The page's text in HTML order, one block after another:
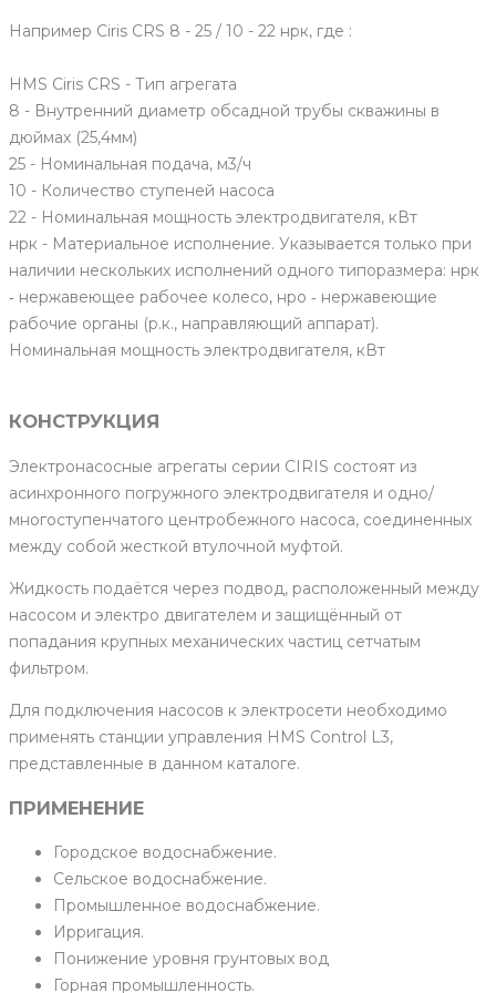
Например Ciris CRS 8 - 25 / 10 - 22 нрк, где :
HMS Ciris CRS - Тип агрегата
8 - Внутренний диаметр обсадной трубы скважины в
дюймах (25,4мм)
25 - Номинальная подача, м3/ч
10 - Количество ступеней насоса
22 - Номинальная мощность электродвигателя, кВт
нрк - Материальное исполнение. Указывается только при
наличии нескольких исполнений одного типоразмера: нрк
‐ нержавеющее рабочее колесо, нро ‐ нержавеющие
рабочие органы (р.к., направляющий аппарат).
Номинальная мощность электродвигателя, кВт
КОНСТРУКЦИЯ
Электронасосные агрегаты серии CIRIS состоят из
асинхронного погружного электродвигателя и одно/
многоступенчатого центробежного насоса, соединенных
между собой жесткой втулочной муфтой.
Жидкость подаётся через подвод, расположенный между
насосом и электро двигателем и защищённый от
попадания крупных механических частиц сетчатым
фильтром.
Для подключения насосов к электросети необходимо
применять станции управления HMS Control L3,
представленные в данном каталоге.
ПРИМЕНЕНИЕ
Городское водоснабжение.
Сельское водоснабжение.
Промышленное водоснабжение.
Ирригация.
Понижение уровня грунтовых вод
Горная промышленность.